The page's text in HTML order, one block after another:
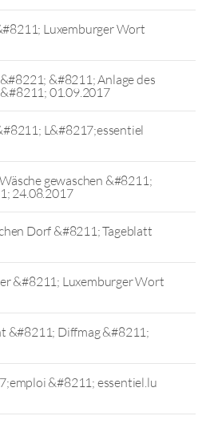
Luxemburger Wort
&#8211; Anlage des
01.09.2017
L&#8217;essentiel
gewaschen &#8211;
24.08.2017
Dorf &#8211; Tageblatt
&#8211; Luxemburger Wort
&#8211; Diffmag &#8211;
&#8211; essentiel.lu